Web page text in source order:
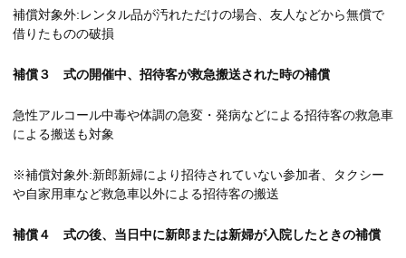
補償対象外:レンタル品が汚れただけの場合、友人などから無償で
借りたものの破損
補償３ 式の開催中、招待客が救急搬送された時の補償
急性アルコール中毒や体調の急変・発病などによる招待客の救急車
による搬送も対象
※補償対象外:新郎新婦により招待されていない参加者、タクシー
や自家用車など救急車以外による招待客の搬送
補償４ 式の後、当日中に新郎または新婦が入院したときの補償